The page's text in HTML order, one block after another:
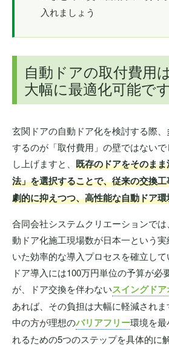
入れましょう
自動ドアの取付費用
大幅に最適化可能で
玄関ドアの自動ドア化を検討する際
するのが「取付費用」の壁ではない
し上げますと、 既存のドアをそのま
法」を選択することで、従来の交換
劇的に抑えつつ、高性能な自動ドア
合同会社システムクリエーションで
動ドア化施工現場数が日本一という
いた効率的な導入プロセスを確立し
ドア導入には100万円単位の予算が必
が、ドア交換を伴わないスイングド
あれば、その負担は大幅に軽減され
中の方が理想のバリアフリー環境を最
れるための5つのステップを具体的に